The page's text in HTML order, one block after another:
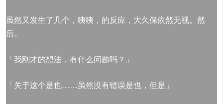
虽然又发生了几个，咦咦，的反应，大久保依然无视。然
后。
「我刚才的想法，有什么问题吗？」
「关于这个是也……虽然没有错误是也，但是」